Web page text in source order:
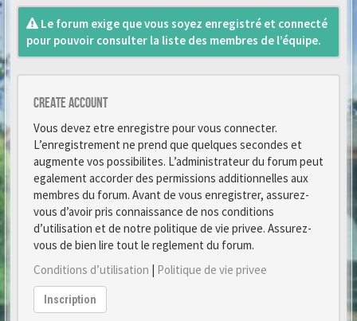
Le forum exige que vous soyez enregistré et connecté
pour pouvoir consulter la liste des membres de l’équipe.
Create account
Vous devez etre enregistre pour vous connecter.
L’enregistrement ne prend que quelques secondes et
augmente vos possibilites. L’administrateur du forum peut
egalement accorder des permissions additionnelles aux
membres du forum. Avant de vous enregistrer, assurez-
vous d’avoir pris connaissance de nos conditions
d’utilisation et de notre politique de vie privee. Assurez-
vous de bien lire tout le reglement du forum.
Conditions d’utilisation | Politique de vie privee
Inscription